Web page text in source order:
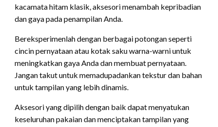
kacamata hitam klasik, aksesori menambah kepribadian
dan gaya pada penampilan Anda.
Bereksperimenlah dengan berbagai potongan seperti
cincin pernyataan atau kotak saku warna-warni untuk
meningkatkan gaya Anda dan membuat pernyataan.
Jangan takut untuk memadupadankan tekstur dan bahan
untuk tampilan yang lebih dinamis.
Aksesori yang dipilih dengan baik dapat menyatukan
keseluruhan pakaian dan menciptakan tampilan yang